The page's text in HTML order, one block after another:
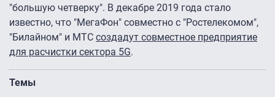
"большую четверку". В декабре 2019 года стало
известно, что "МегаФон" совместно с "Ростелекомом",
"Билайном" и МТС создадут совместное предприятие
для расчистки сектора 5G.
Темы